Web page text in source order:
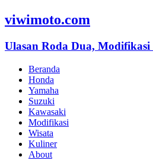
viwimoto.com
Ulasan Roda Dua, Modifikasi
Beranda
Honda
Yamaha
Suzuki
Kawasaki
Modifikasi
Wisata
Kuliner
About